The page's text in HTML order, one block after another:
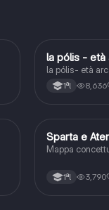
Storia
la pólis - età
la pólis- età
1ªl 8,636
Storia
Mappa
1ªl 3,790